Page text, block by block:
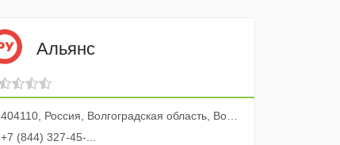
Альянс
404110, Россия, Волгоградская область, Волжский, проспект Ленина, 78
+7 (844) 327-45-...